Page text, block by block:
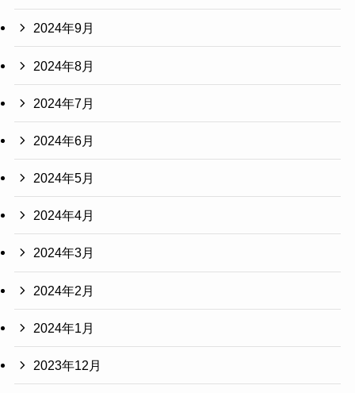
2024年9月
2024年8月
2024年7月
2024年6月
2024年5月
2024年4月
2024年3月
2024年2月
2024年1月
2023年12月